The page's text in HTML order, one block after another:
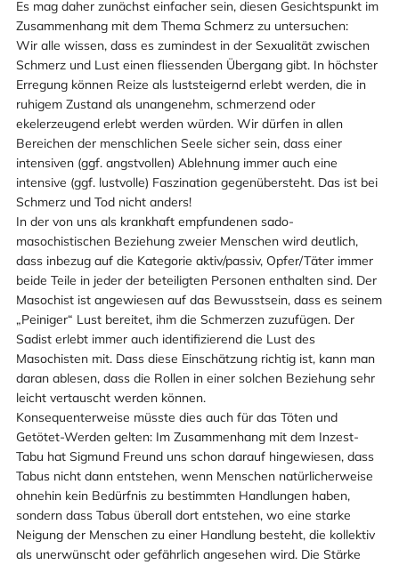
Es mag daher zunächst einfacher sein, diesen Gesichtspunkt im
Zusammenhang mit dem Thema Schmerz zu untersuchen:
Wir alle wissen, dass es zumindest in der Sexualität zwischen
Schmerz und Lust einen fliessenden Übergang gibt. In höchster
Erregung können Reize als luststeigernd erlebt werden, die in
ruhigem Zustand als unangenehm, schmerzend oder
ekelerzeugend erlebt werden würden. Wir dürfen in allen
Bereichen der menschlichen Seele sicher sein, dass einer
intensiven (ggf. angstvollen) Ablehnung immer auch eine
intensive (ggf. lustvolle) Faszination gegenübersteht. Das ist bei
Schmerz und Tod nicht anders!
In der von uns als krankhaft empfundenen sado-
masochistischen Beziehung zweier Menschen wird deutlich,
dass inbezug auf die Kategorie aktiv/passiv, Opfer/Täter immer
beide Teile in jeder der beteiligten Personen enthalten sind. Der
Masochist ist angewiesen auf das Bewusstsein, dass es seinem
„Peiniger“ Lust bereitet, ihm die Schmerzen zuzufügen. Der
Sadist erlebt immer auch identifizierend die Lust des
Masochisten mit. Dass diese Einschätzung richtig ist, kann man
daran ablesen, dass die Rollen in einer solchen Beziehung sehr
leicht vertauscht werden können.
Konsequenterweise müsste dies auch für das Töten und
Getötet-Werden gelten: Im Zusammenhang mit dem Inzest-
Tabu hat Sigmund Freund uns schon darauf hingewiesen, dass
Tabus nicht dann entstehen, wenn Menschen natürlicherweise
ohnehin kein Bedürfnis zu bestimmten Handlungen haben,
sondern dass Tabus überall dort entstehen, wo eine starke
Neigung der Menschen zu einer Handlung besteht, die kollektiv
als unerwünscht oder gefährlich angesehen wird. Die Stärke